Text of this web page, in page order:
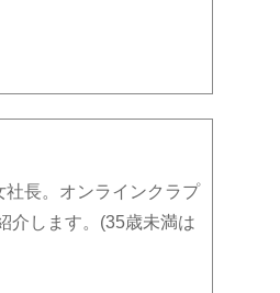
長。オンラインクラプ
介します。(35歳未満は